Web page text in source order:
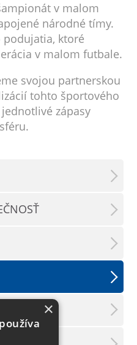
v malom
národné tímy.
podujatia, ktoré
v malom futbale.
svojou partnerskou
tohto športového
zápasy
×